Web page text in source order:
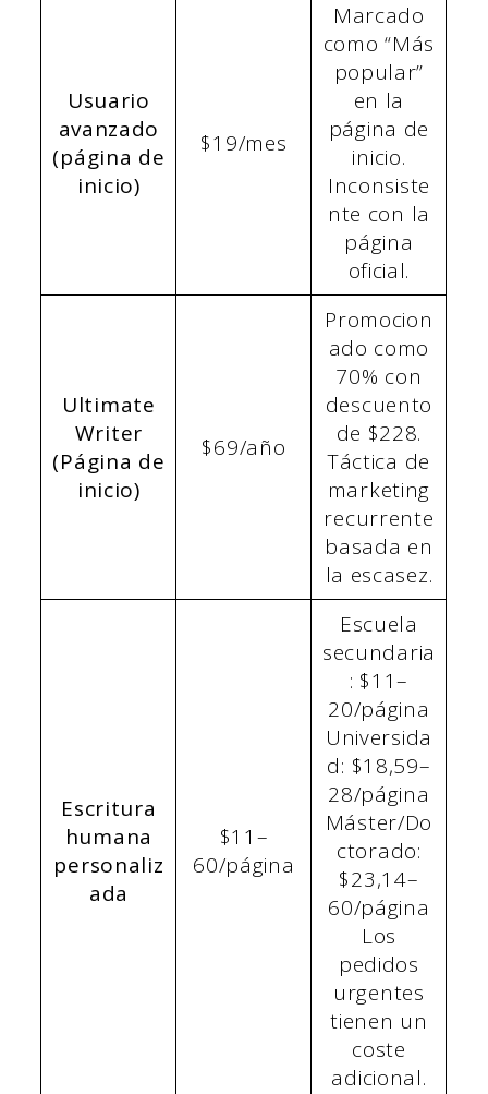
Usuario
avanzado
(página de
inicio)
$19/mes
Marcado
como “Más
popular”
en la
página de
inicio.
Inconsiste
nte con la
página
oficial.
Ultimate
Writer
(Página de
inicio)
$69/año
Promocion
ado como
70% con
descuento
de $228.
Táctica de
marketing
recurrente
basada en
la escasez.
Escritura
humana
personaliz
ada
$11–
60/página
Escuela
secundaria
: $11–
20/página
Universida
d: $18,59–
28/página
Máster/Do
ctorado:
$23,14–
60/página
Los
pedidos
urgentes
tienen un
coste
adicional.